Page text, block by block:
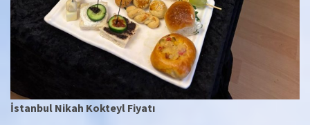
İstanbul Nikah Kokteyl Fiyatı